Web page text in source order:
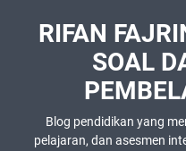
RIFAN
SOAL
Blog pendidikan yang
pelajaran, dan asesmen